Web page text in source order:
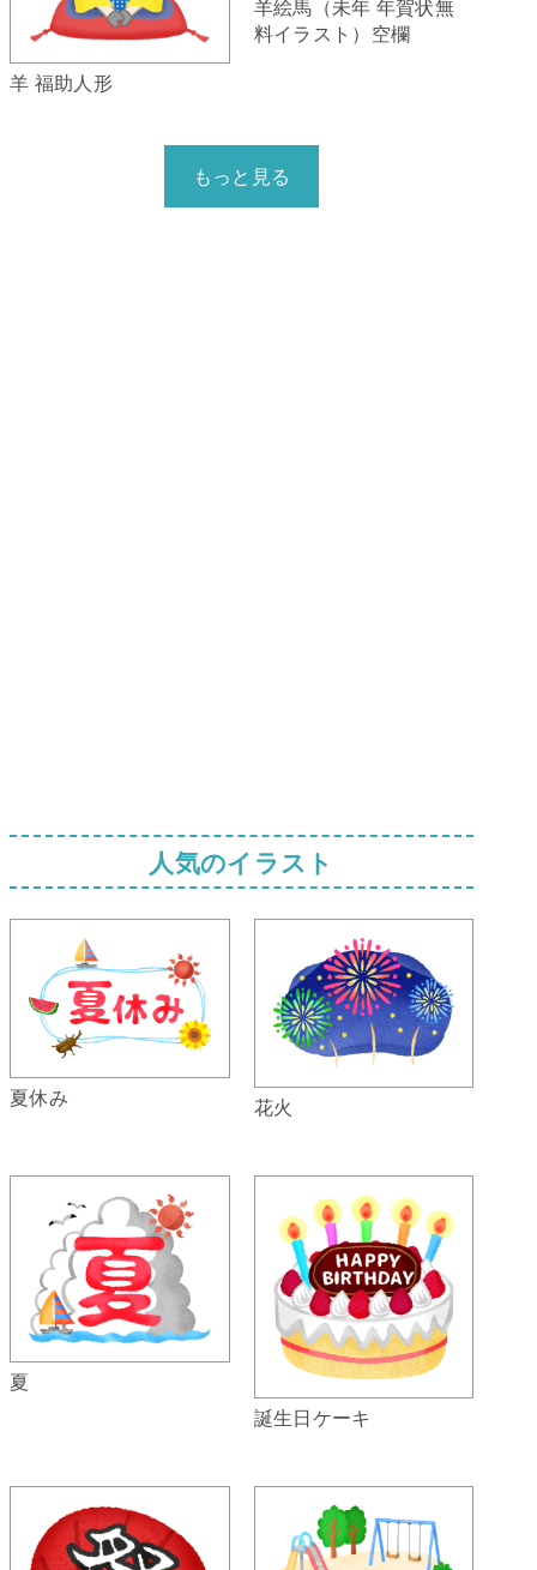
羊 福助人形
羊絵馬（未年 年賀状無
料イラスト）空欄
もっと見る
人気のイラスト
夏休み 花火
夏
誕生日ケーキ